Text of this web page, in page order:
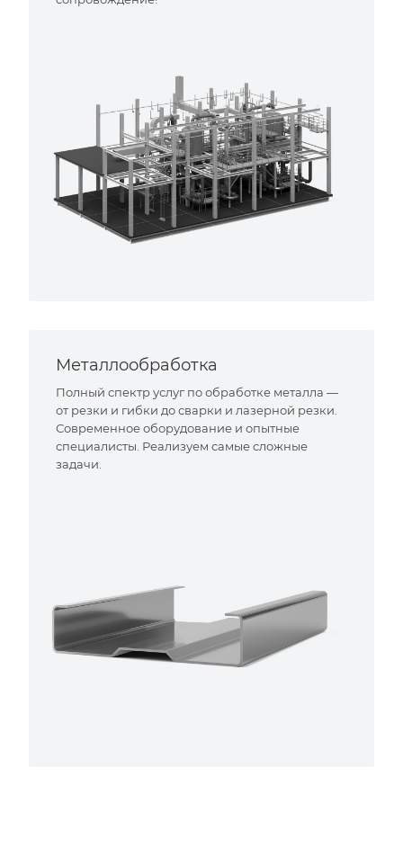
Металлообработка
Полный спектр услуг по обработке металла —
от резки и гибки до сварки и лазерной резки.
Современное оборудование и опытные
специалисты. Реализуем самые сложные
задачи.